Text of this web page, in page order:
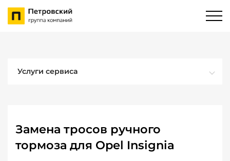
Услуги сервиса
Замена тросов ручного
тормоза для Opel Insignia